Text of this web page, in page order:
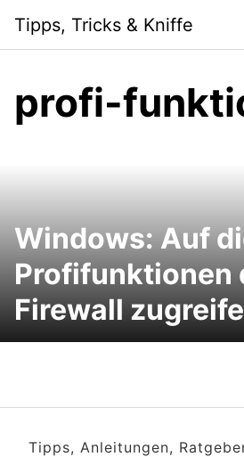
content
Tipps, Tricks & Kniffe
profi-
Windows: Auf
Profifunktionen
Firewall
Tipps, Anleitungen,